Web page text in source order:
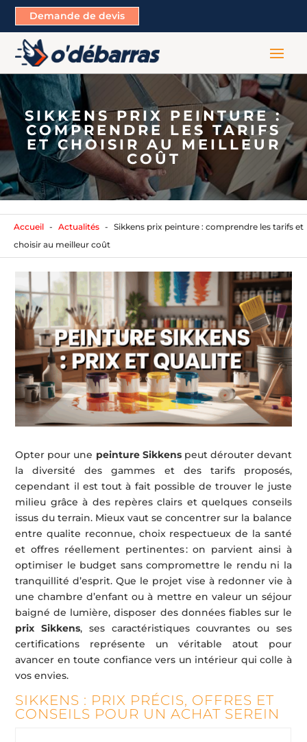
Demande de devis
SIKKENS PRIX PEINTURE :
COMPRENDRE LES TARIFS
ET CHOISIR AU MEILLEUR
COÛT
Accueil Actualités
Sikkens prix peinture : comprendre les tarifs et
choisir au meilleur coût
Opter pour une peinture Sikkenspeut dérouter devant
la diversité des gammes et des tarifs proposés,
cependant il est tout à fait possible de trouver le juste
milieu grâce à des repères clairs et quelques conseils
issus du terrain. Mieux vaut se concentrer sur la balance
entre qualite reconnue, choix respectueux de la santé
et offres réellement pertinentes : on parvient ainsi à
optimiser le budget sans compromettre le rendu ni la
tranquillité d’esprit. Que le projet vise à redonner vie à
une chambre d’enfant ou à mettre en valeur un séjour
baigné de lumière, disposer des données fiables sur le
prix Sikkens, ses caractéristiques couvrantes ou ses
certifications représente un véritable atout pour
avancer en toute confiance vers un intérieur qui colle à
vos envies.
SIKKENS : PRIX PRÉCIS, OFFRES ET
CONSEILS POUR UN ACHAT SEREIN